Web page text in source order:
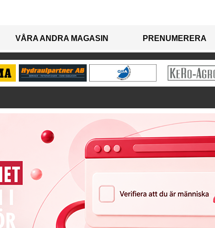
VÅRA ANDRA MAGASIN PRENUMERERA